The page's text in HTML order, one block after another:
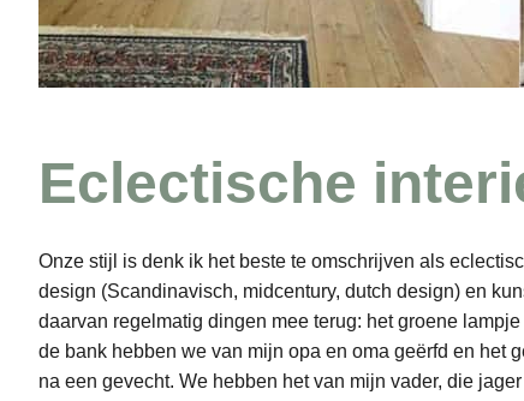
Eclectische
Onze stijl is denk ik het beste te omschrijven als
design (Scandinavisch, midcentury, dutch design) en
daarvan regelmatig dingen mee terug: het groene
de bank hebben we van mijn opa en oma geërfd en het
na een gevecht. We hebben het van mijn vader, die